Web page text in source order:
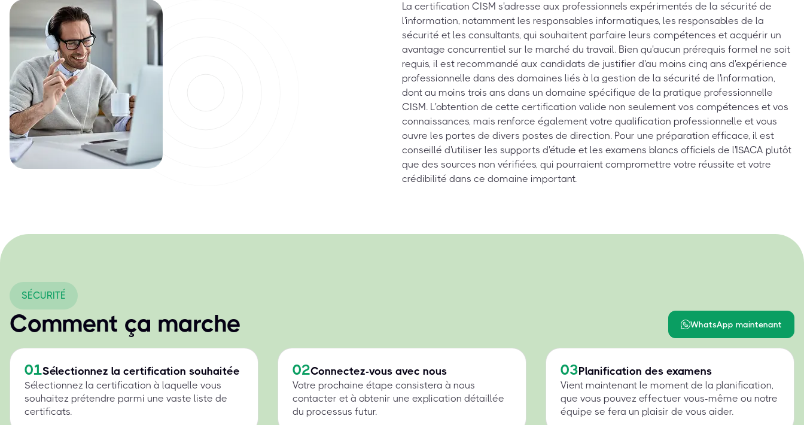
La certification CISM s'adresse aux professionnels expérimentés de la sécurité de
l'information, notamment les responsables informatiques, les responsables de la
sécurité et les consultants, qui souhaitent parfaire leurs compétences et acquérir un
avantage concurrentiel sur le marché du travail. Bien qu'aucun prérequis formel ne soit
requis, il est recommandé aux candidats de justifier d'au moins cinq ans d'expérience
professionnelle dans des domaines liés à la gestion de la sécurité de l'information,
dont au moins trois ans dans un domaine spécifique de la pratique professionnelle
CISM. L'obtention de cette certification valide non seulement vos compétences et vos
connaissances, mais renforce également votre qualification professionnelle et vous
ouvre les portes de divers postes de direction. Pour une préparation efficace, il est
conseillé d'utiliser les supports d'étude et les examens blancs officiels de l'ISACA plutôt
que des sources non vérifiées, qui pourraient compromettre votre réussite et votre
crédibilité dans ce domaine important.
SÉCURITÉ
Comment ça marche WhatsApp maintenant
01Sélectionnez la certification souhaitée
Sélectionnez la certification à laquelle vous
souhaitez prétendre parmi une vaste liste de
certificats.
02Connectez-vous avec nous
Votre prochaine étape consistera à nous
contacter et à obtenir une explication détaillée
du processus futur.
03Planification des examens
Vient maintenant le moment de la planification,
que vous pouvez effectuer vous-même ou notre
équipe se fera un plaisir de vous aider.